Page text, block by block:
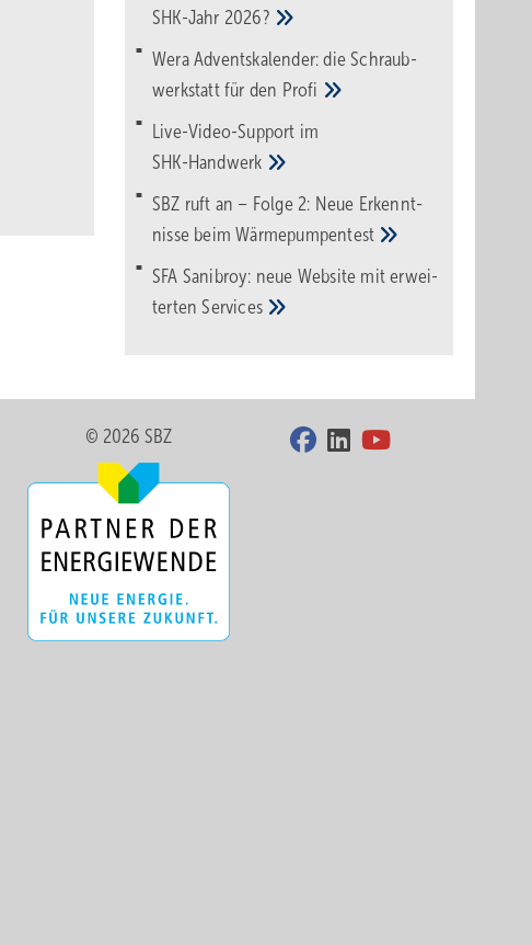
SHK-Jahr 2026?
Wera Adventskalender: die Schraub­
werk­statt für den Pro­fi
Live-Video-Support im
SHK-Handwerk
SBZ ruft an – Folge 2: Neue Erkennt­
nisse beimWärme­pumpen­test
SFA Sanibroy: neue Web­site mit erwei­
tertenServices
© 2026 SBZ